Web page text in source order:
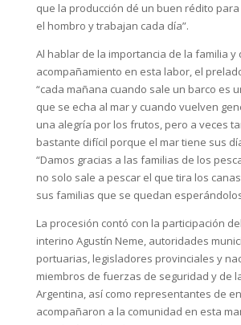
que la producción dé un buen rédito
el hombro y trabajan cada día”.
Al hablar de la importancia de la familia y
acompañamiento en esta labor, el
“cada mañana cuando sale un barco es
que se echa al mar y cuando vuelven
una alegría por los frutos, pero a veces
bastante difícil porque el mar tiene sus
“Damos gracias a las familias de los
no solo sale a pescar el que tira los
sus familias que se quedan
La procesión contó con la participación
interino Agustín Neme, autoridades
portuarias, legisladores provinciales y
miembros de fuerzas de seguridad y de
Argentina, así como representantes de
acompañaron a la comunidad en esta